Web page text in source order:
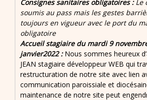
Consignes sanitaires obligatoires : Le
soumis au pass mais les gestes
toujours en vigueur avec le port du
obligatoire
Accueil stagiaire du mardi 9
janvier2022 : Nous sommes heureux
JEAN stagiaire développeur WEB qui
restructuration de notre site avec lien
communication paroissiale et
maintenance de notre site peut